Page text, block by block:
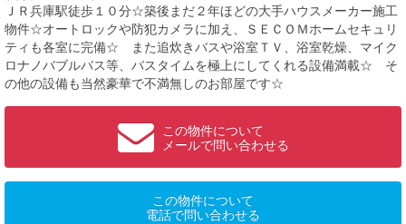
ＪＲ兵庫駅徒歩１０分☆築後まだ２年ほどの大手ハウスメーカー施工
物件☆オートロックや防犯カメラに加え、ＳＥＣＯＭホームセキュリ
ティも各室に完備☆ また追炊きバスや浴室ＴＶ、浴室乾燥、マイク
ロナノバブルバス等、バスタイムを極上にしてくれる設備満載☆ そ
の他の設備も当然豪華で不満無しのお部屋です☆
この物件について
メールで問い合わせる
この物件について
電話で問い合わせる